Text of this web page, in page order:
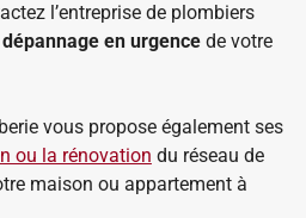
l’entreprise de plombiers
dépannage en urgence de votre
vous propose également ses
ou la rénovation du réseau de
maison ou appartement à